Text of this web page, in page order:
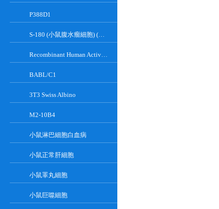
P388D1
S-180 (小鼠腹水瘤細胞) (種屬鑒定正確)
Recombinant Human Active Focal Adhesion Kinase
BABL/C1
3T3 Swiss Albino
M2-10B4
小鼠淋巴細胞白血病
小鼠正常肝細胞
小鼠睪丸細胞
小鼠巨噬細胞